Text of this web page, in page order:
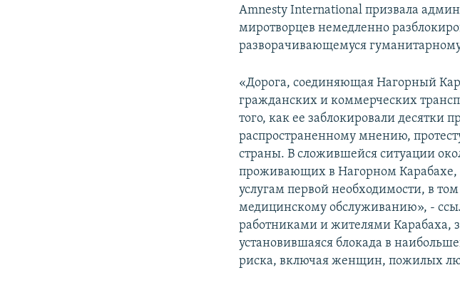
Amnesty International призвала
миротворцев немедленно
разворачивающемуся
«Дорога, соединяющая Нагорный
гражданских и коммерческих
того, как ее заблокировали
распространенному мнению,
страны. В сложившейся ситуации
проживающих в Нагорном Карабахе,
услугам первой необходимости, в
медицинскому обслуживанию», -
работниками и жителями Карабаха,
установившаяся блокада в
риска, включая женщин, пожилых